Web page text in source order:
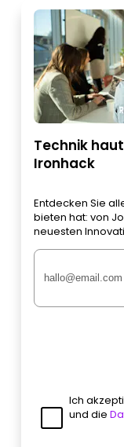
Technik
Ironhack
Entdecken Sie
bieten hat: von
neuesten
Ich
und die